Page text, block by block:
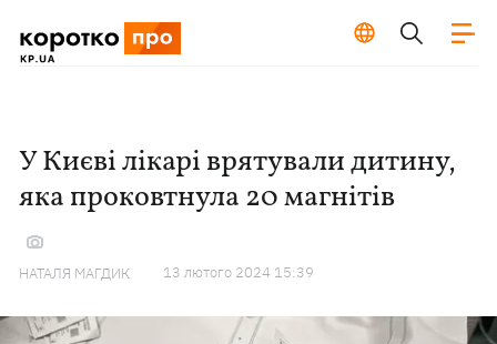
У Києві лікарі врятували дитину,
яка проковтнула 20 магнітів
НАТАЛЯ МАГДИК 13 лютого 2024 15:39